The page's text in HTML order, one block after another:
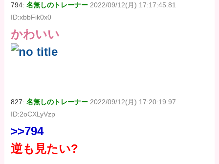
794:名無しのトレーナー 2022/09/12(月) 17:17:45.81
ID:xbbFik0x0
かわいい
827:名無しのトレーナー 2022/09/12(月) 17:20:19.97
ID:2oCXLyVzp
>>794
逆も見たい?